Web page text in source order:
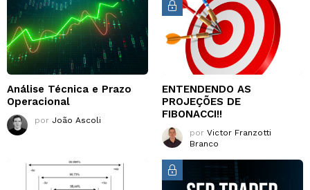
Análise Técnica e Prazo
Operacional
por João Ascoli
ENTENDENDO AS
PROJEÇÕES DE
FIBONACCI!!
por Victor Franzotti
Branco